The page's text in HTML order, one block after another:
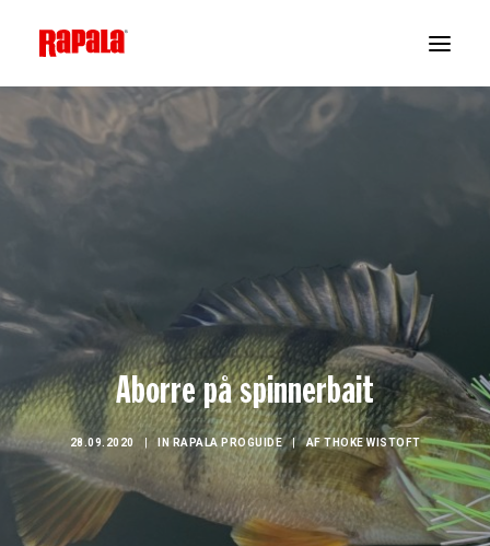
Aborre på spinnerbait
28.09.2020 IN RAPALA PROGUIDE | AFTHOKE WISTOFT